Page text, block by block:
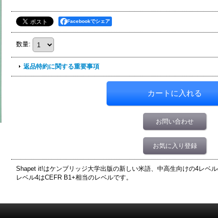
Facebookでシェア
数量:
返品特約に関する重要事項
お問い合わせ
お気に入り登録
Shapet it!はケンブリッジ大学出版の新しい米語、中高生向けの4レベル
レベル4はCEFR B1+相当のレベルです。